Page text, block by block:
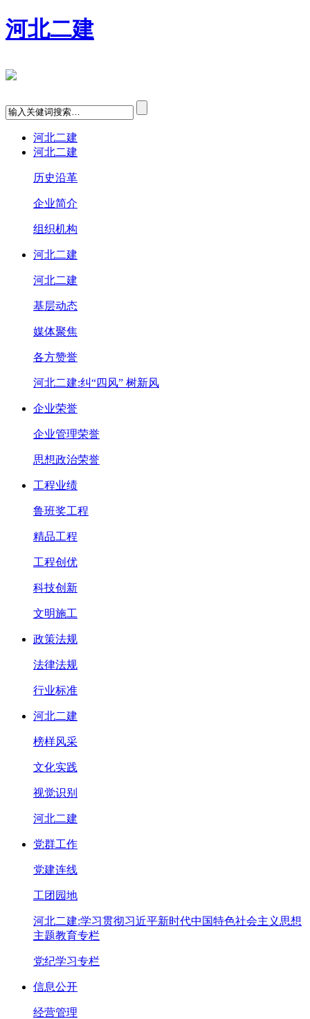
河北二建
河北二建
河北二建
历史沿革
企业简介
组织机构
河北二建
河北二建
基层动态
媒体聚焦
各方赞誉
河北二建:纠“四风” 树新风
企业荣誉
企业管理荣誉
思想政治荣誉
工程业绩
鲁班奖工程
精品工程
工程创优
科技创新
文明施工
政策法规
法律法规
行业标准
河北二建
榜样风采
文化实践
视觉识别
河北二建
党群工作
党建连线
工团园地
河北二建:学习贯彻习近平新时代中国特色社会主义思想
主题教育专栏
党纪学习专栏
信息公开
经营管理